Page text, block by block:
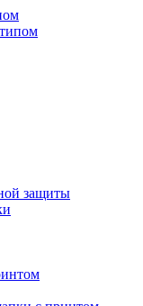
защиты